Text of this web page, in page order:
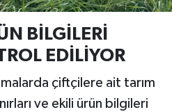
BİLGİLERİ
EDİLİYOR
çiftçilere ait tarım
ve ekili ürün bilgileri